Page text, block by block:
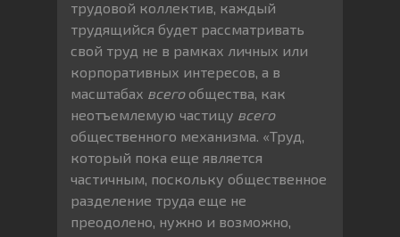
трудовой коллектив, каждый
трудящийся будет рассматривать
свой труд не в рамках личных или
корпоративных интересов, а в
масштабах всего общества, как
неотъемлемую частицу всего
общественного механизма. «Труд,
который пока еще является
частичным, поскольку общественное
разделение труда еще не
преодолено, нужно и возможно,